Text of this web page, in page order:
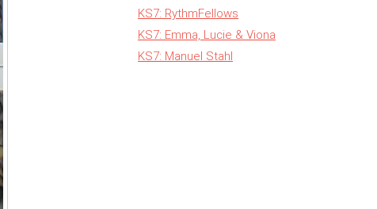
KS7: RythmFellows
KS7: Emma, Lucie & Viona
KS7: Manuel Stahl